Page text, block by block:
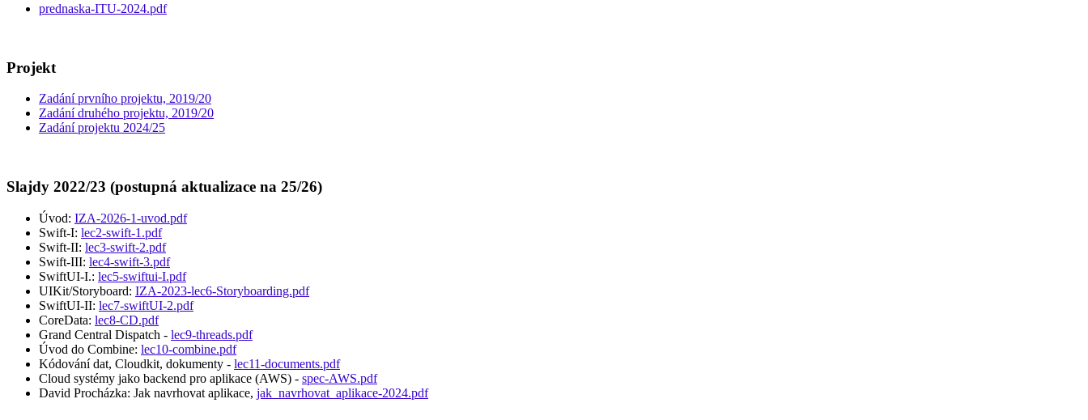
prednaska-ITU-2024.pdf
Projekt
Zadání prvního projektu, 2019/20
Zadání druhého projektu, 2019/20
Zadání projektu 2024/25
Slajdy 2022/23 (postupná aktualizace na 25/26)
Úvod: IZA-2026-1-uvod.pdf
Swift-I: lec2-swift-1.pdf
Swift-II: lec3-swift-2.pdf
Swift-III: lec4-swift-3.pdf
SwiftUI-I.: lec5-swiftui-I.pdf
UIKit/Storyboard: IZA-2023-lec6-Storyboarding.pdf
SwiftUI-II: lec7-swiftUI-2.pdf
CoreData: lec8-CD.pdf
Grand Central Dispatch - lec9-threads.pdf
Úvod do Combine: lec10-combine.pdf
Kódování dat, Cloudkit, dokumenty - lec11-documents.pdf
Cloud systémy jako backend pro aplikace (AWS) - spec-AWS.pdf
David Procházka: Jak navrhovat aplikace, jak_navrhovat_aplikace-2024.pdf